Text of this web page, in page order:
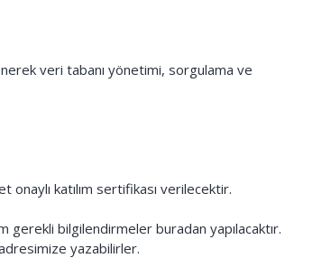
veri tabanı yönetimi, sorgulama ve
onaylı katılım sertifikası verilecektir.
gerekli bilgilendirmeler buradan yapılacaktır.
yazabilirler.